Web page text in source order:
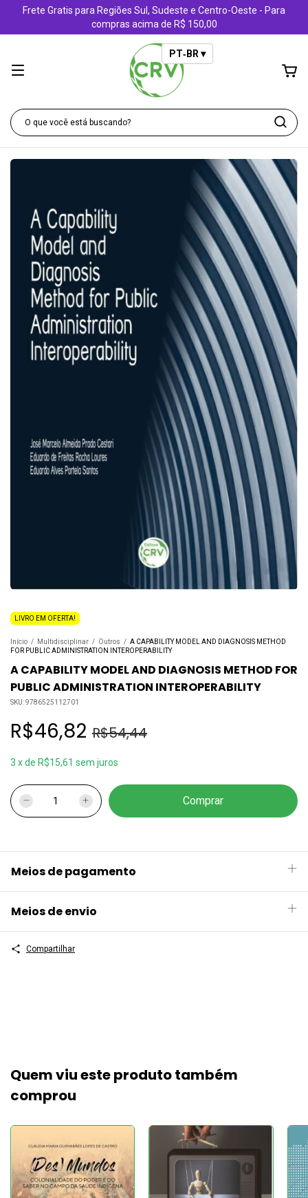
Frete Gratis para Regiões Sul, Sudeste e Centro-Oeste - Para
compras acima de R$ 150,00
PT‑BR ▾
LIVRO EM OFERTA!
Início / Multidisciplinar / Outros / A CAPABILITY MODEL AND DIAGNOSIS METHOD
FOR PUBLIC ADMINISTRATION INTEROPERABILITY
A CAPABILITY MODEL AND DIAGNOSIS METHOD FOR
PUBLIC ADMINISTRATION INTEROPERABILITY
SKU:9786525112701
R$46,82 R$54,44
3 xde R$15,61 sem juros
Meios de pagamento
Meios de envio
Compartilhar
Quem viu este produto também
comprou